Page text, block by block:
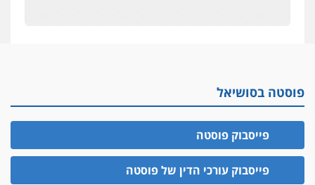
אלה המינויים
הוועדה לבחירת שופטים בחרה 26 שופטים ורשמים
נוספים
ראו הוזהרתם
הפרקליטות מקדמת הפללת עורכי דין "קונסילייריז"
בחוק המאבק בארגוני פשיעה
פוסטה בסושיאל
פייסבוק פוסטה
פייסבוק עורכי הדין של פוסטה